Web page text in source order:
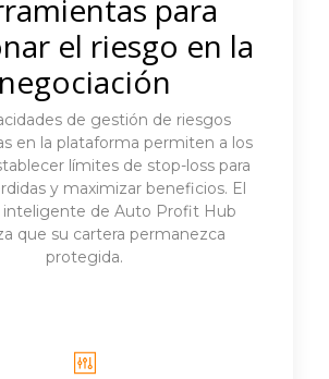
para
el riesgo en la
negociación
de gestión de riesgos
en la plataforma permiten a los
límites de stop-loss para
y maximizar beneficios. El
inteligente de Auto Profit Hub
que su cartera permanezca
protegida.